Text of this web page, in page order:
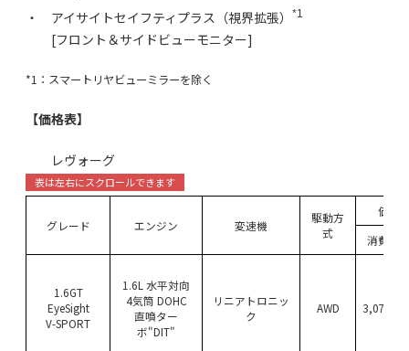
・ アイサイトセイフティプラス（視界拡張）
*1
[フロント＆サイドビューモニター]
*1：スマートリヤビューミラーを除く
【価格表】
レヴォーグ
グレード エンジン 変速機
駆動方
式
価格
消費税
1.6GT
EyeSight
V-SPORT
1.6L 水平対向
4気筒 DOHC
直噴ター
ボ"DIT"
リニアトロニッ
ク
AWD